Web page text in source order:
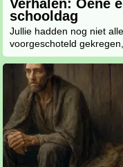
Verhalen: Oene
schooldag
Jullie hadden nog niet
voorgeschoteld